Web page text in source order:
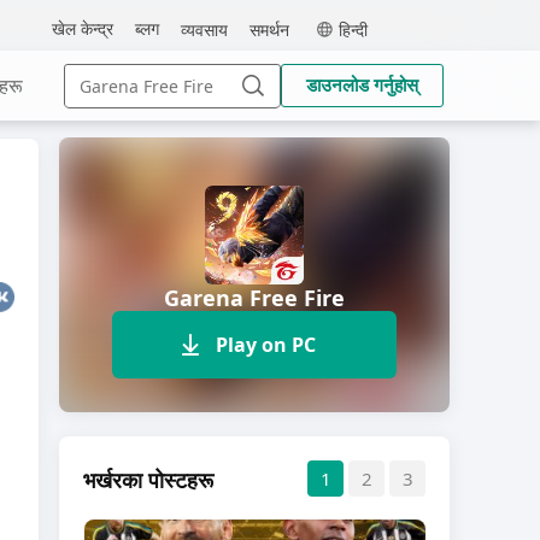
MEmu हिन्दी
समर्थन
व्यवसाय
ब्लग
खेल केन्द्र
Search
for:
Search
डाउनलोड गर्नुहोस्
Garena Free Fire
Play on PC
भर्खरका पोस्टहरू 1 2 3